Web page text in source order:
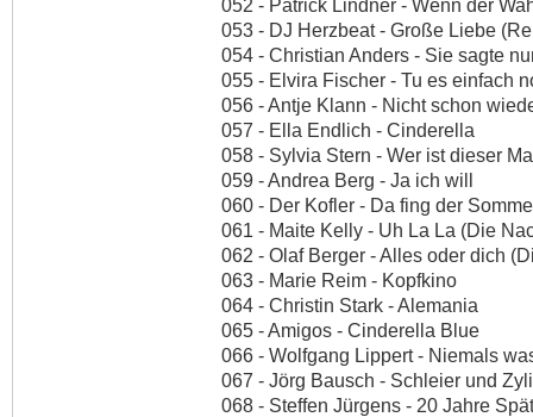
052 - Patrick Lindner - Wenn der
053 - DJ Herzbeat - Große Liebe
054 - Christian Anders - Sie sagte
055 - Elvira Fischer - Tu es einfach
056 - Antje Klann - Nicht schon
057 - Ella Endlich - Cinderella
058 - Sylvia Stern - Wer ist dieser
059 - Andrea Berg - Ja ich will
060 - Der Kofler - Da fing der
061 - Maite Kelly - Uh La La (Die
062 - Olaf Berger - Alles oder dich
063 - Marie Reim - Kopfkino
064 - Christin Stark - Alemania
065 - Amigos - Cinderella Blue
066 - Wolfgang Lippert - Niemals
067 - Jörg Bausch - Schleier und
068 - Steffen Jürgens - 20 Jahre